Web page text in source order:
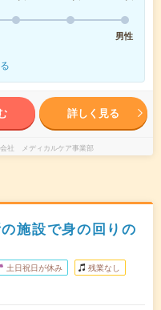
男性
詳しく見る
社 メディカルケア事業部
施設で身の回りの
土日祝日が休み 残業なし